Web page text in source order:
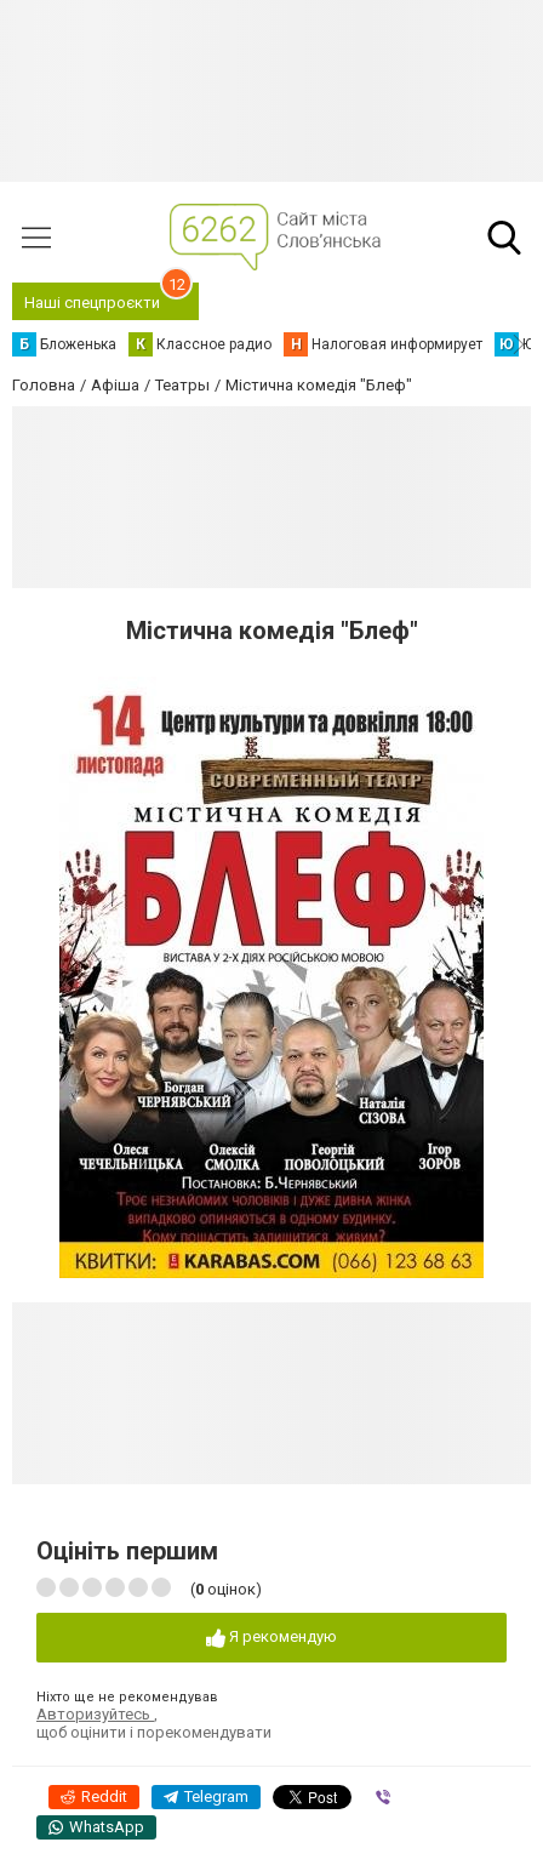
Наші спецпроєкти
12
Б Бложенька К Классное радио Н Налоговая информирует Ю
Головна Афіша Театры Містична комедія "Блеф"
Містична комедія "Блеф"
Оцініть першим
(0 оцінок)
Я рекомендую
Ніхто ще не рекомендував
Авторизуйтесь
щоб оцінити і порекомендувати
Reddit Telegram
WhatsApp